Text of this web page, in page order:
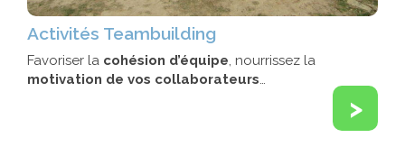
Activités Teambuilding
Favoriser la cohésion d’équipe, nourrissez la
motivation de vos collaborateurs…
>